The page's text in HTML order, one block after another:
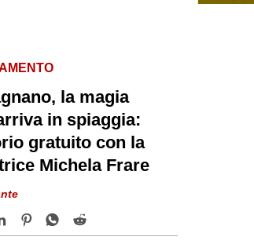
la magia
in spiaggia:
gratuito con la
Michela Frare